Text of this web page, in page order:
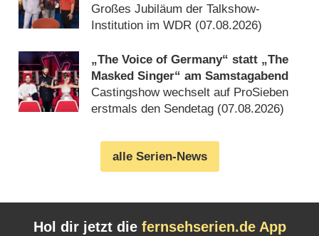
Rückblicken
Großes Jubiläum der Talkshow-
Institution im WDR (07.08.2026)
„The Voice of Germany“ statt „The
Masked Singer“ am Samstagabend
Castingshow wechselt auf ProSieben
erstmals den Sendetag (07.08.2026)
alle Serien-News
Hol dir jetzt die fernsehserien.de App